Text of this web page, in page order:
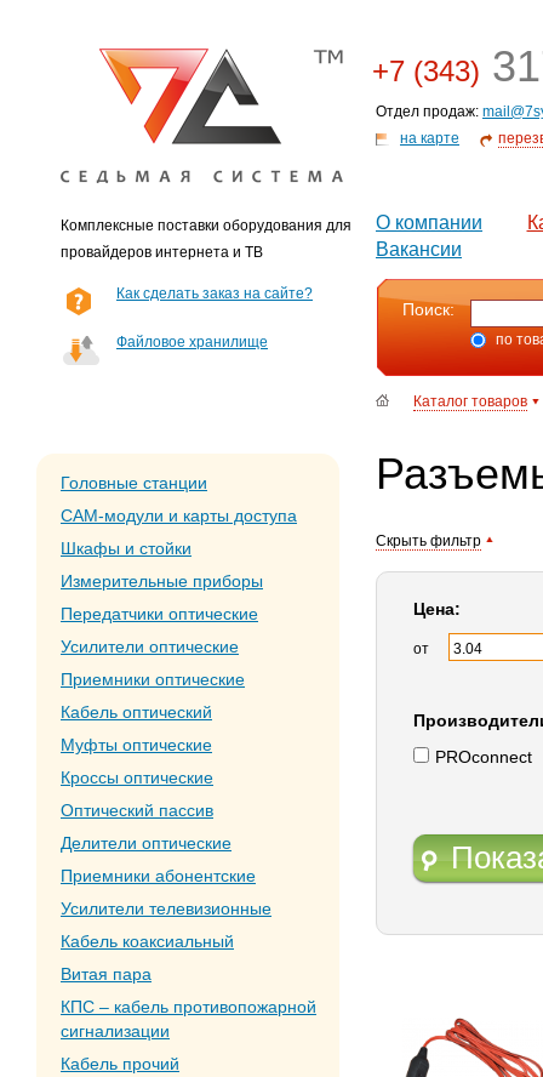
Комплексные поставки оборудования для
провайдеров интернета и ТВ
+7 (343)
Отдел продаж:
на карте
О компании
Вакансии
Как сделать заказ на сайте?
Файловое хранилище
Поиск:
по
Каталог товаров
Головные станции
CAM-модули и карты доступа
Шкафы и стойки
Измерительные приборы
Передатчики оптические
Усилители оптические
Приемники оптические
Кабель оптический
Муфты оптические
Кроссы оптические
Оптический пассив
Делители оптические
Приемники абонентские
Усилители телевизионные
Кабель коаксиальный
Витая пара
КПС – кабель противопожарной
сигнализации
Кабель прочий
Скрыть фильтр
Цена:
от
PROconnect